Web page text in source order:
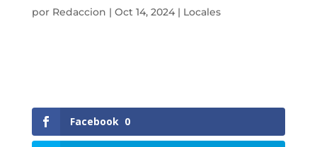
por Redaccion | Oct 14, 2024| Locales
Facebook 0